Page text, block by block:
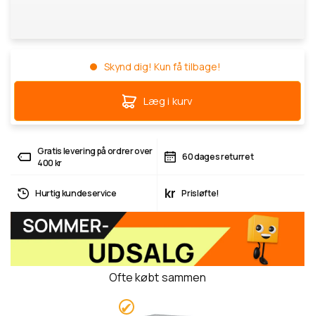
Skynd dig! Kun få tilbage!
Læg i kurv
Gratis levering på ordrer over
400 kr
60 dages returret
Hurtig kundeservice kr Prisløfte!
Ofte købt sammen